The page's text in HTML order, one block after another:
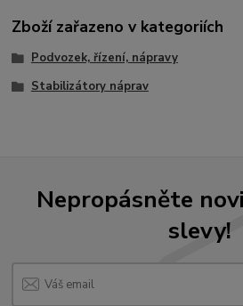
Zboží zařazeno v kategoriích
Podvozek, řízení, nápravy
Stabilizátory náprav
Nepropásněte
slevy!